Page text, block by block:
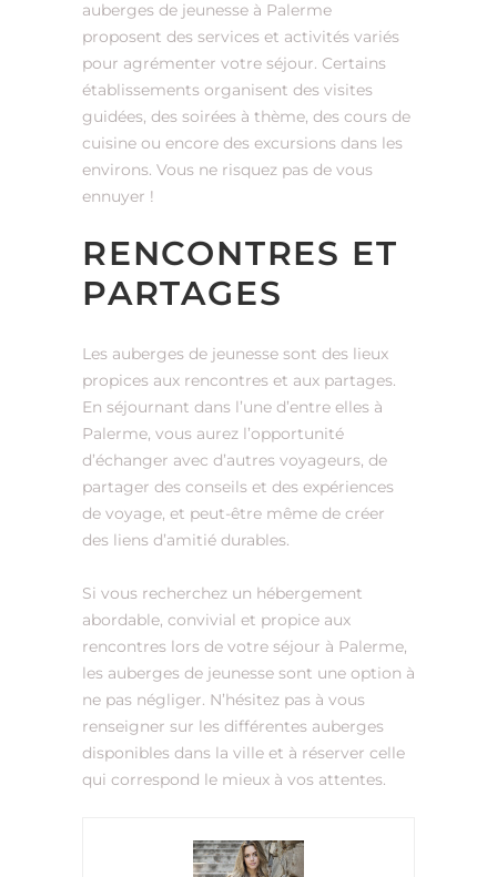
auberges de jeunesse à Palerme
proposent des services et activités variés
pour agrémenter votre séjour. Certains
établissements organisent des visites
guidées, des soirées à thème, des cours de
cuisine ou encore des excursions dans les
environs. Vous ne risquez pas de vous
ennuyer !
RENCONTRES ET
PARTAGES
Les auberges de jeunesse sont des lieux
propices aux rencontres et aux partages.
En séjournant dans l’une d’entre elles à
Palerme, vous aurez l’opportunité
d’échanger avec d’autres voyageurs, de
partager des conseils et des expériences
de voyage, et peut-être même de créer
des liens d’amitié durables.
Si vous recherchez un hébergement
abordable, convivial et propice aux
rencontres lors de votre séjour à Palerme,
les auberges de jeunesse sont une option à
ne pas négliger. N’hésitez pas à vous
renseigner sur les différentes auberges
disponibles dans la ville et à réserver celle
qui correspond le mieux à vos attentes.